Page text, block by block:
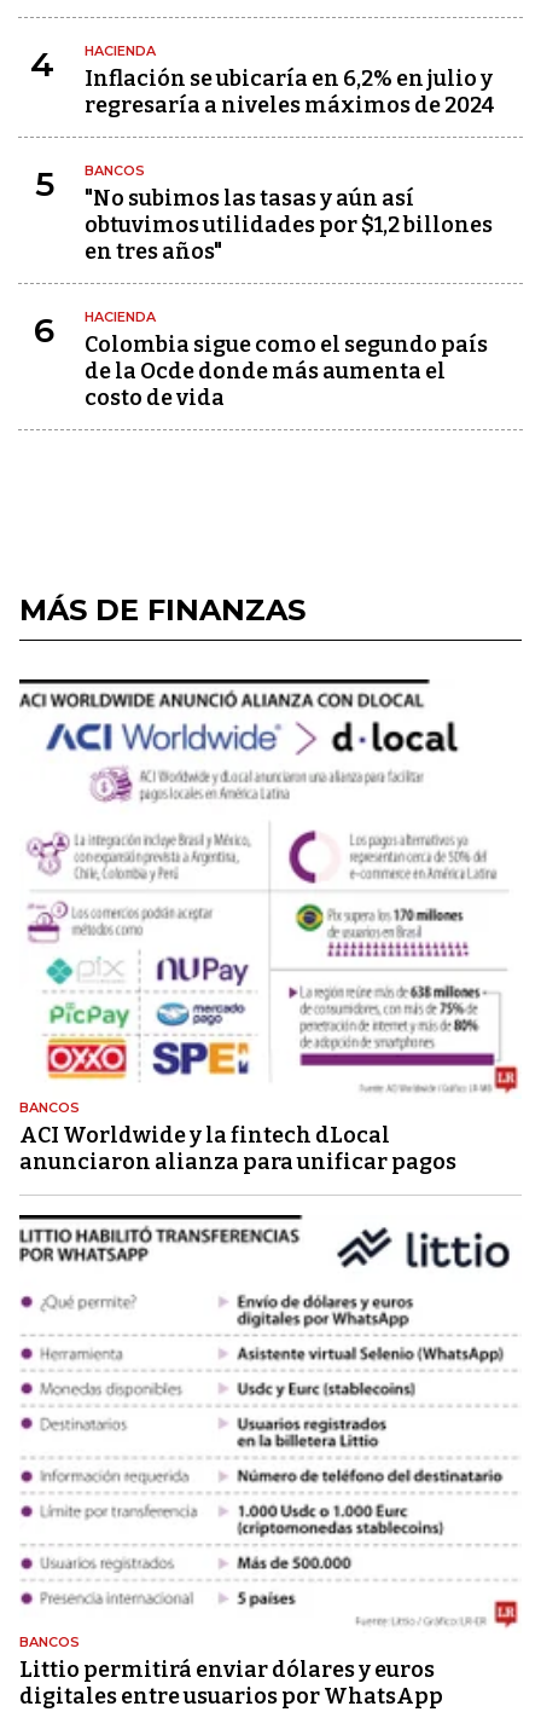
4 HACIENDA
Inflación se ubicaría en 6,2% en julio y
regresaría a niveles máximos de 2024
5 BANCOS
"No subimos las tasas y aún así
obtuvimos utilidades por $1,2 billones
en tres años"
6 HACIENDA
Colombia sigue como el segundo país
de la Ocde donde más aumenta el
costo de vida
MÁS DE FINANZAS
BANCOS
ACI Worldwide y la fintech dLocal
anunciaron alianza para unificar pagos
BANCOS
Littio permitirá enviar dólares y euros
digitales entre usuarios por WhatsApp